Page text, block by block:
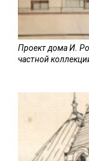
Проект дома И.
частной